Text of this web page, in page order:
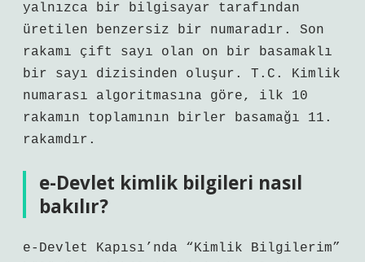
yalnızca bir bilgisayar tarafından
üretilen benzersiz bir numaradır. Son
rakamı çift sayı olan on bir basamaklı
bir sayı dizisinden oluşur. T.C. Kimlik
numarası algoritmasına göre, ilk 10
rakamın toplamının birler basamağı 11.
rakamdır.
e-Devlet kimlik bilgileri nasıl
bakılır?
e-Devlet Kapısı’nda “Kimlik Bilgilerim”